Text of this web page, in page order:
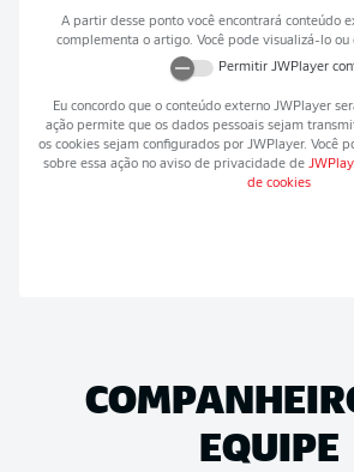
A partir desse ponto você encontrará conteúdo
complementa o artigo. Você pode visualizá-lo
Permitir JWPlayer
Eu concordo que o conteúdo externo JWPlayer
ação permite que os dados pessoais sejam
os cookies sejam configurados por JWPlayer. Você
sobre essa ação no aviso de privacidade de
de cookies
EQUIPE